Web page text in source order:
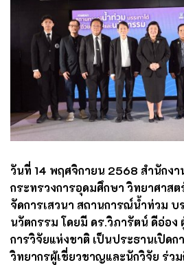
วันที่ 14 พฤศจิกายน 2568 สำนักงา
กระทรวงการอุดมศึกษา วิทยาศาส
จัดการเสวนา สถานการณ์น้ำท่วม บ
นวัตกรรม โดยมี ดร.วิภารัตน์ ดีอ่อง
การวิจัยแห่งชาติ เป็นประธานเปิด
วิทยากรผู้เชี่ยวชาญและนักวิจัย ร่ว